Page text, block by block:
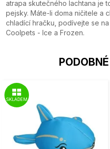
atrapa skutečného lachtana je
pejsky. Máte-li doma ničitele a
chladící hračku, podívejte se
Coolpets - Ice a Frozen.
SKLADEM